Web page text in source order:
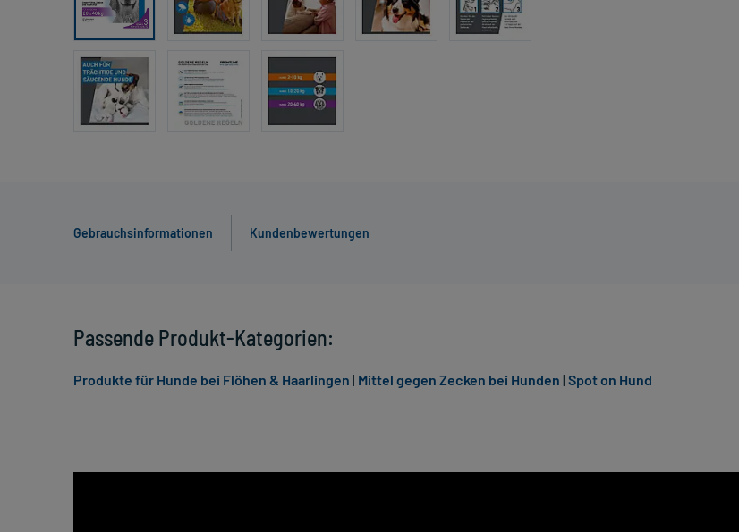
Gebrauchsinformationen Kundenbewertungen
Passende Produkt-Kategorien:
Produkte für Hunde bei Flöhen & Haarlingen | Mittel gegen Zecken bei Hunden | Spot on Hund